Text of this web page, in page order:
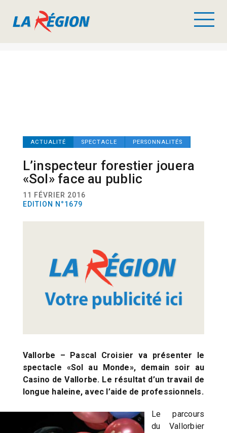
ACTUALITÉ SPECTACLE PERSONNALITÉS
L’inspecteur forestier jouera
«Sol» face au public
11 FÉVRIER 2016
EDITION N°1679
Vallorbe – Pascal Croisier va présenter le
spectacle «Sol au Monde», demain soir au
Casino de Vallorbe. Le résultat d’un travail de
longue haleine, avec l’aide de professionnels.
Le parcours
du Vallorbier